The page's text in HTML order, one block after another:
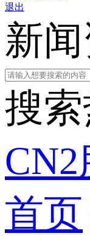
退出
新
搜索
首页